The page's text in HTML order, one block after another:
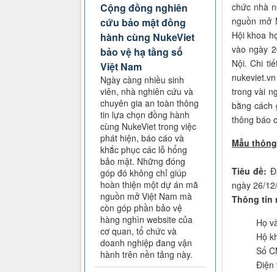
chức nhà
nguồn mở
Hội khoa
vào ngày
Nội. Chi
trong vài
bằng cách
thông báo
Mẫu
Tiêu đề:
ngày 26/
Thông tin
Họ
Hộ
Số
Điện
Cộng đồng nghiên
cứu bảo mật đồng
hành cùng NukeViet
bảo vệ hạ tầng số
Việt Nam
Ngày càng nhiều sinh
viên, nhà nghiên cứu và
chuyên gia an toàn thông
tin lựa chọn đồng hành
cùng NukeViet trong việc
phát hiện, báo cáo và
khắc phục các lỗ hổng
bảo mật. Những đóng
góp đó không chỉ giúp
hoàn thiện một dự án mã
nguồn mở Việt Nam mà
còn góp phần bảo vệ
hàng nghìn website của
cơ quan, tổ chức và
doanh nghiệp đang vận
hành trên nền tảng này.